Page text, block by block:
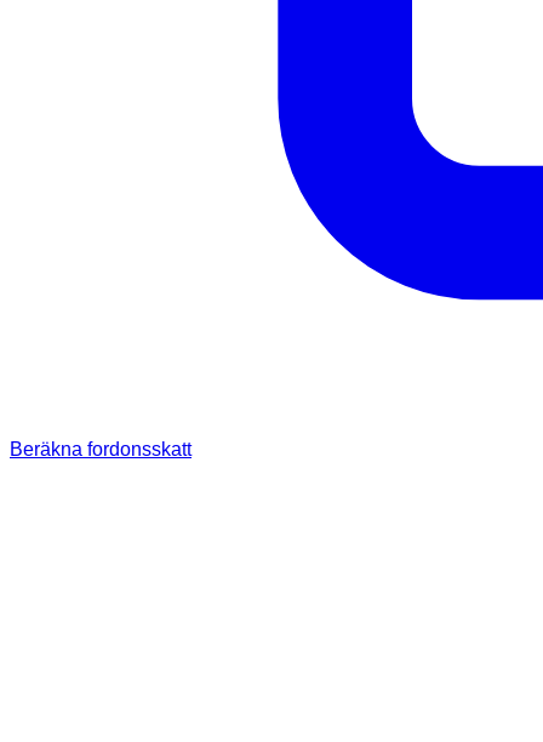
Beräkna fordonsskatt